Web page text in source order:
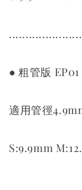
● 粗管版
適用管徑
S:9.9mm